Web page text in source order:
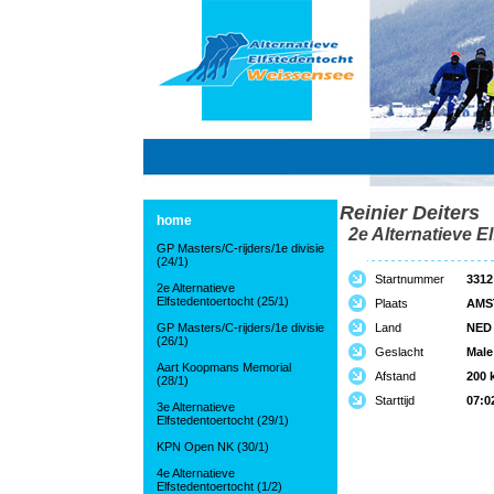
home
GP Masters/C-rijders/1e divisie
(24/1)
2e Alternatieve
Elfstedentoertocht (25/1)
GP Masters/C-rijders/1e divisie
(26/1)
Aart Koopmans Memorial
(28/1)
3e Alternatieve
Elfstedentoertocht (29/1)
KPN Open NK (30/1)
4e Alternatieve
Elfstedentoertocht (1/2)
Reinier Deiters
2e Alternatieve
Startnummer
3312
Plaats
Land
NED
Geslacht
Male
Afstand
200
Starttijd